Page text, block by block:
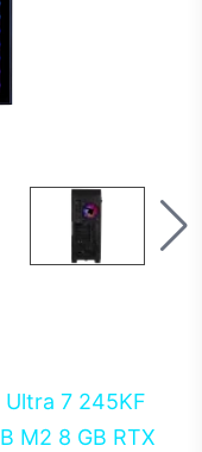
Ultra 7 245KF
M2 8 GB RTX